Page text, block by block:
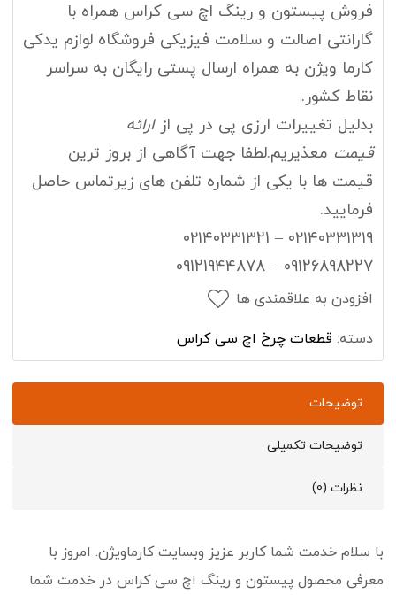
فروش پیستون و رینگ اچ سی کراس همراه با
گارانتی اصالت و سلامت فیزیکی فروشگاه لوازم یدکی
کارما ویژن به همراه ارسال پستی رایگان به سراسر
نقاط کشور.
بدلیل تغییرات ارزی پی در پی از ارائه
قیمت معذیریم.لطفا جهت آگاهی از بروز ترین
قیمت ها با یکی از شماره تلفن های زیرتماس حاصل
فرمایید.
۰۲۱۴۰۳۳۱۳۱۹ – ۰۲۱۴۰۳۳۱۳21
09126898227 – 09121944878
افزودن به علاقمندی ها
دسته: قطعات چرخ اچ سی کراس
توضیحات
توضیحات تکمیلی
نظرات (0)
با سلام خدمت شما کاربر عزیز وبسایت کارماویژن. امروز با
معرفی محصول پیستون و رینگ اچ سی کراس در خدمت شما